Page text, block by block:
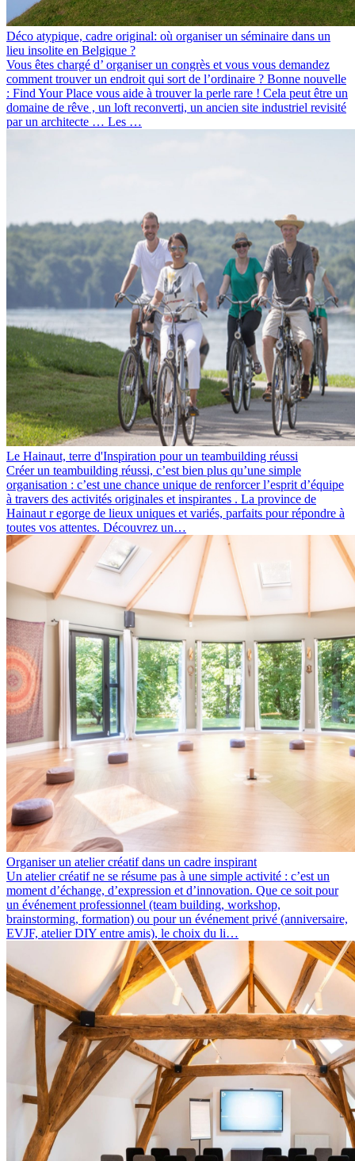
Déco atypique, cadre original: où organiser un séminaire dans un
lieu insolite en Belgique ?
Vous êtes chargé d’ organiser un congrès et vous vous demandez
comment trouver un endroit qui sort de l’ordinaire ? Bonne nouvelle
: Find Your Place vous aide à trouver la perle rare ! Cela peut être un
domaine de rêve , un loft reconverti, un ancien site industriel revisité
par un architecte … Les …
Le Hainaut, terre d'Inspiration pour un teambuilding réussi
Créer un teambuilding réussi, c’est bien plus qu’une simple
organisation : c’est une chance unique de renforcer l’esprit d’équipe
à travers des activités originales et inspirantes . La province de
Hainaut r egorge de lieux uniques et variés, parfaits pour répondre à
toutes vos attentes. Découvrez un…
Organiser un atelier créatif dans un cadre inspirant
Un atelier créatif ne se résume pas à une simple activité : c’est un
moment d’échange, d’expression et d’innovation. Que ce soit pour
un événement professionnel (team building, workshop,
brainstorming, formation) ou pour un événement privé (anniversaire,
EVJF, atelier DIY entre amis), le choix du li…